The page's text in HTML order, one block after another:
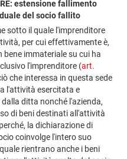
RE: estensione fallimento
del socio fallito
sotto il quale l'imprenditore
per cui effettivamente è,
bene immateriale su cui ha
l'imprenditore (art.
che interessa in questa sede
l'attività esercitata e
ditta nonché l'azienda,
di beni destinati all'attività
la dichiarazione di
coinvolge l'intero suo
rientrano anche i beni